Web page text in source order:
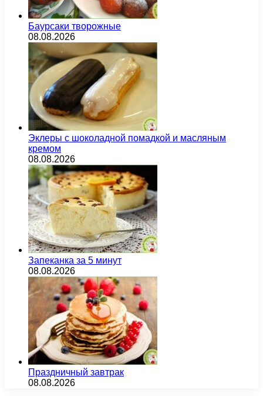
Баурсаки творожные
08.08.2026
Эклеры с шоколадной помадкой и масляным
кремом
08.08.2026
Запеканка за 5 минут
08.08.2026
Праздничный завтрак
08.08.2026